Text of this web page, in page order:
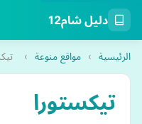
دليل شام12
الرئيسية › مواقع منوعة ›
تيكستورا